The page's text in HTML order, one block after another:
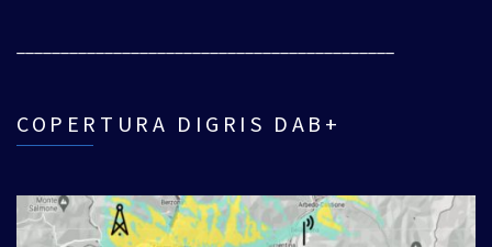
COPERTURA DIGRIS DAB+